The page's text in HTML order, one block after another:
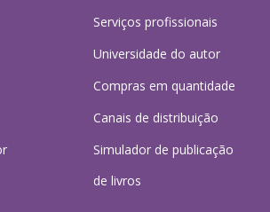
Serviços profissionais
Universidade do autor
Compras em quantidade
Canais de distribuição
Simulador de publicação
de livros